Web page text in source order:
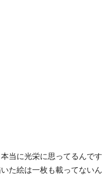
当に光栄に思ってるんです
た絵は一枚も載ってないん